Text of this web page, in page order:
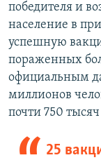
победителя и
население в
успешную
пораженных
официальным
миллионов
почти 750
25